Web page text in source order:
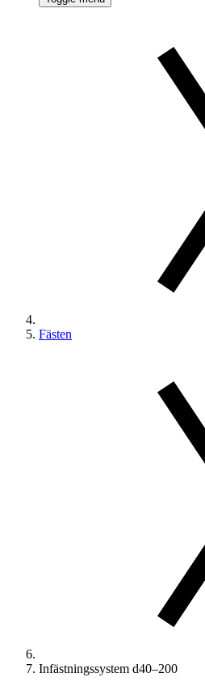
Fästen
Infästningssystem d40–200